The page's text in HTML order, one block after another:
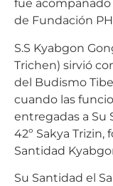
fue
de Fundación
S.S Kyabgon
Trichen) sirvió
del Budismo
cuando las
entregadas a Su
42º Sakya
Santidad
Su Santidad el